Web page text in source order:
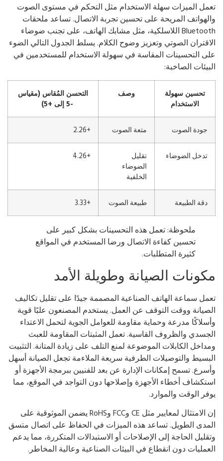
الميزات سهلة الاستخدام مثل التحكم في مستوى الصوت
المريحة على تحسين تجربة الاتصال. تساعد ملحقات
Bluetooth اللاسلكية، مثل مشابك الهاتف، على تجنب ضوضاء
الصوتي وتعزيز وضوح الكلام. يسلط الجدول التالي الضوء
التحسينات المقاسة في سهولة الاستخدام للمستخدمين في
الصاخبة:
تحسين سهولة
الاستخدام
وصف
التحسن المُقاس (مقياس
جودة الصوت متعة الصوت
تدخل الضوضاء
تقليل
الضوضاء
الخلفية
دقة الطبيعة طبيعة الصوت
ملحوظة: تعمل هذه التحسينات بشكل كبير على
تحسين كفاءة الاتصال ورضا المستخدم في المواقع
كثيرة المتطلبات.
الصيانة وطويلة الأمد
سماعة الهاتف الصناعية المصممة جيدًا على تقليل تكاليف
ووقت التوقف عن العمل. يستخدم المصنعون علبًا قوية
مدرعة وحماية مقاومة للعوامل الجوية لتحمل الاعتداء
والظروف القاسية. تعمل المثبتات المقاومة للعبث
الكابلات الموضوعة لمنع التلف على زيادة المتانة. التثبيت
والتوصيلات الطرفية سريعة الملاءمة تجعل الصيانة أسهل
تسمح إمكانات الإدارة عن بعد للفنيين ببرمجة الأجهزة أو
أخطاء الأجهزة وإصلاحها دون التواجد في الموقع، مما
الوقت والموارد.
إن الامتثال لمعايير مثل CE وFCC وRoHS يضمن الموثوقية على
الطويل. تساعد هذه الميزات في الحفاظ على اتصال متسق
الحاجة إلى الإصلاحات أو الاستبدالات المتكررة، مما يدعم
دون انقطاع في البيئات الصناعية وعالية المخاطر.